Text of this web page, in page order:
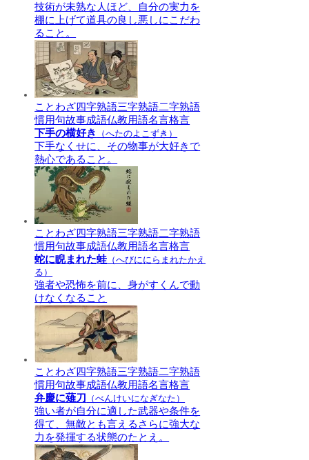
技術が未熟な人ほど、自分の実力を
棚に上げて道具の良し悪しにこだわ
ること。
ことわざ四字熟語三字熟語二字熟語
慣用句故事成語仏教用語名言格言
下手の横好き
（へたのよこずき）
下手なくせに、その物事が大好きで
熱心であること。
ことわざ四字熟語三字熟語二字熟語
慣用句故事成語仏教用語名言格言
蛇に睨まれた蛙 （へびににらまれたかえ
る）
強者や恐怖を前に、身がすくんで動
けなくなること
ことわざ四字熟語三字熟語二字熟語
慣用句故事成語仏教用語名言格言
弁慶に薙刀
（べんけいになぎなた）
強い者が自分に適した武器や条件を
得て、無敵とも言えるさらに強大な
力を発揮する状態のたとえ。